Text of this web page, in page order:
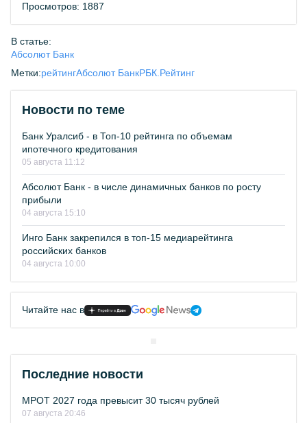
Просмотров: 1887
В статье:
Абсолют Банк
Метки:рейтингАбсолют БанкРБК.Рейтинг
Новости по теме
Банк Уралсиб - в Топ-10 рейтинга по объемам
ипотечного кредитования
05 августа 11:12
Абсолют Банк - в числе динамичных банков по росту
прибыли
04 августа 15:10
Инго Банк закрепился в топ-15 медиарейтинга
российских банков
04 августа 10:00
Читайте нас в
Последние новости
МРОТ 2027 года превысит 30 тысяч рублей
07 августа 20:46